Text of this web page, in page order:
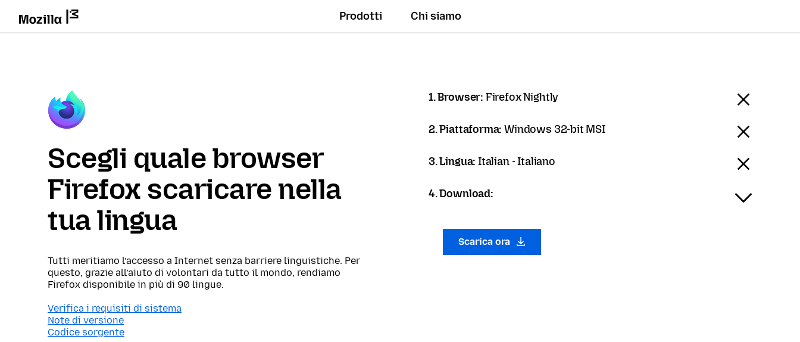
Prodotti Chi siamo
Scegli quale browser
Firefox scaricare nella
tua lingua
Tutti meritiamo l’accesso a Internet senza barriere linguistiche. Per
questo, grazie all’aiuto di volontari da tutto il mondo, rendiamo
Firefox disponibile in più di 90 lingue.
Verifica i requisiti di sistema
Note di versione
Codice sorgente
1. Browser: Firefox Nightly
2. Piattaforma:Windows 32-bit MSI
3. Lingua:Italian - Italiano
4. Download:
Scarica ora